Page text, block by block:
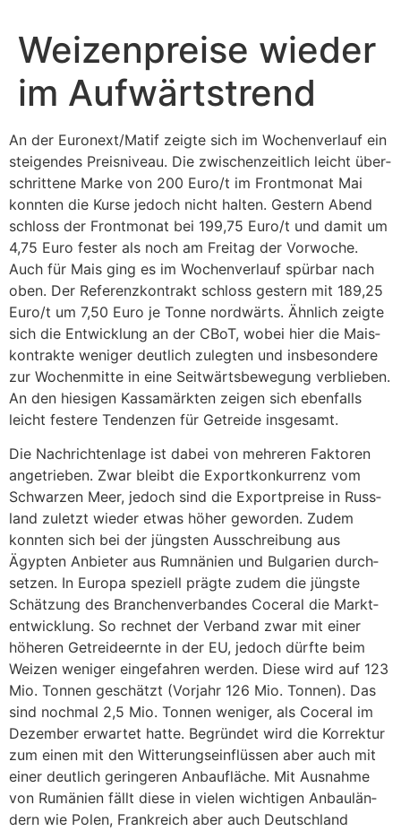
Inhalt
springen
Weizenpreise wieder
im Aufwärtstrend
An der Euronext/Matif zeigte sich im Wochen­ver­lauf ein
stei­gendes Preis­ni­veau. Die zwischen­zeit­lich leicht über­
schrit­tene Marke von 200 Euro/t im Front­monat Mai
konnten die Kurse jedoch nicht halten. Gestern Abend
schloss der Front­monat bei 199,75 Euro/t und damit um
4,75 Euro fester als noch am Freitag der Vorwoche.
Auch für Mais ging es im Wochen­ver­lauf spürbar nach
oben. Der Refe­renz­kon­trakt schloss gestern mit 189,25
Euro/t um 7,50 Euro je Tonne nord­wärts. Ähnlich zeigte
sich die Entwick­lung an der CBoT, wobei hier die Mais­
kon­trakte weniger deut­lich zulegten und insbe­son­dere
zur Wochen­mitte in eine Seit­wärts­be­we­gung verblieben.
An den hiesigen Kassamärkten zeigen sich eben­falls
leicht festere Tendenzen für Getreide insge­samt.
Die Nach­rich­ten­lage ist dabei von mehreren Faktoren
ange­trieben. Zwar bleibt die Export­kon­kur­renz vom
Schwarzen Meer, jedoch sind die Export­preise in Russ­
land zuletzt wieder etwas höher geworden. Zudem
konnten sich bei der jüngsten Ausschrei­bung aus
Ägypten Anbieter aus Rumnä­nien und Bulga­rien durch­
setzen. In Europa speziell prägte zudem die jüngste
Schät­zung des Bran­chen­ver­bandes Coceral die Markt­
ent­wick­lung. So rechnet der Verband zwar mit einer
höheren Getrei­de­ernte in der EU, jedoch dürfte beim
Weizen weniger einge­fahren werden. Diese wird auf 123
Mio. Tonnen geschätzt (Vorjahr 126 Mio. Tonnen). Das
sind nochmal 2,5 Mio. Tonnen weniger, als Coceral im
Dezember erwartet hatte. Begründet wird die Korrektur
zum einen mit den Witte­rungs­ein­flüssen aber auch mit
einer deut­lich gerin­geren Anbau­fläche. Mit Ausnahme
von Rumä­nien fällt diese in vielen wich­tigen Anbau­län­
dern wie Polen, Frank­reich aber auch Deutsch­land